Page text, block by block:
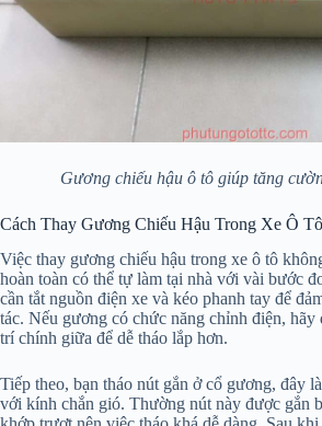
Gương chiếu hậu ô tô giúp tăng
Cách Thay Gương Chiếu Hậu Trong Xe Ô Tô
Việc thay gương chiếu hậu trong xe ô tô
hoàn toàn có thể tự làm tại nhà với vài bước
cần tắt nguồn điện xe và kéo phanh tay để
tác. Nếu gương có chức năng chỉnh điện,
trí chính giữa để dễ tháo lắp hơn.
Tiếp theo, bạn tháo nút gắn ở cổ gương, đây
với kính chắn gió. Thường nút này được gắn